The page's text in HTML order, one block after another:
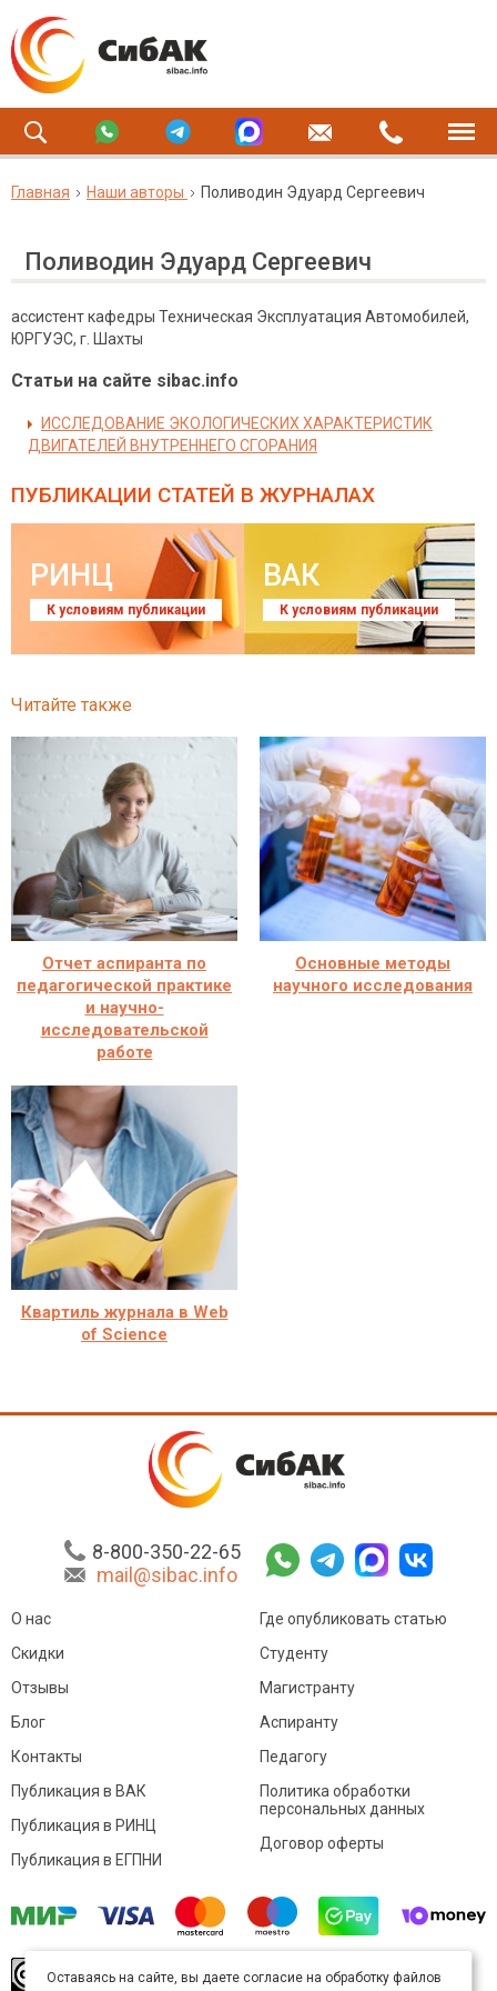
Главная Наши авторы Поливодин Эдуард Сергеевич
Поливодин Эдуард Сергеевич
ассистент кафедры Техническая Эксплуатация Автомобилей,
ЮРГУЭС, г. Шахты
Статьи на сайте sibac.info
ИССЛЕДОВАНИЕ ЭКОЛОГИЧЕСКИХ ХАРАКТЕРИСТИК
ДВИГАТЕЛЕЙ ВНУТРЕННЕГО СГОРАНИЯ
ПУБЛИКАЦИИ СТАТЕЙ В ЖУРНАЛАХ
РИНЦ
К условиям публикации
ВАК
К условиям публикации
Читайте также
Отчет аспиранта по
педагогической практике
и научно-
исследовательской
работе
Основные методы
научного исследования
Квартиль журнала в Web
of Science
8-800-350-22-65
mail@sibac.info
О нас
Скидки
Отзывы
Блог
Контакты
Где опубликовать статью
Студенту
Магистранту
Аспиранту
Педагогу
Публикация в ВАК
Публикация в РИНЦ
Публикация в ЕГПНИ
Политика обработки
персональных данных
Договор оферты
произведение доступно полицензии Creative
Оставаясь на сайте, вы даете согласие на обработку файлов